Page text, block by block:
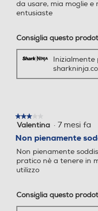
Fighter 1x Beccuccio
tratore 1x Custodia
Altezza-mm
Larghezza-mm
Profondità-mm
Peso-Kg
da usare, mia moglie e
entusiaste
Consiglia questo
Inizialmente
★★★★★
★★★★★
3
5
stelle.
Valentina · 7 mesi fa
Non pienamente
Non pienamente
pratico nè a tenere in
utilizzo
Consiglia questo